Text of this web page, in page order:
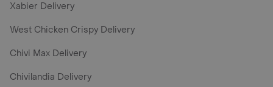
Xabier Delivery
West Chicken Crispy Delivery
Chivi Max Delivery
Chivilandia Delivery